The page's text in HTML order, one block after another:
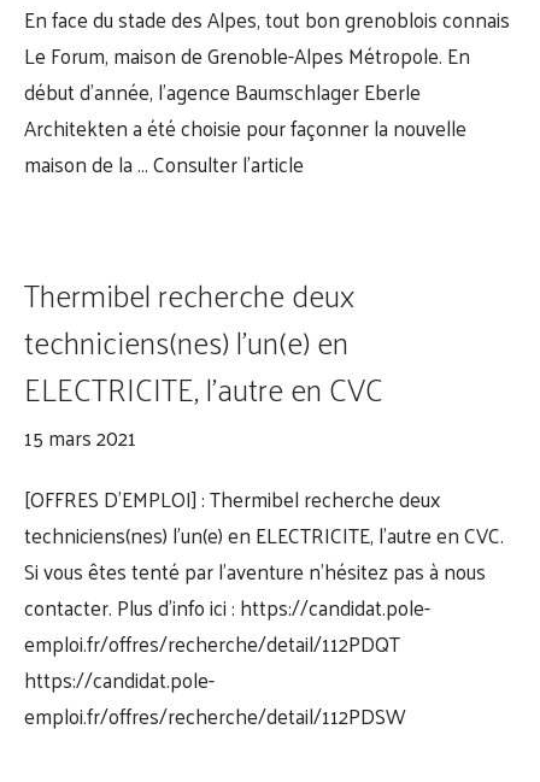
En face du stade des Alpes, tout bon grenoblois connais
Le Forum, maison de Grenoble-Alpes Métropole. En
début d’année, l’agence Baumschlager Eberle
Architekten a été choisie pour façonner la nouvelle
maison de la …Consulter l’article
Thermibel recherche deux
techniciens(nes) l’un(e) en
ELECTRICITE, l’autre en CVC
15 mars 2021
[OFFRES D’EMPLOI] : Thermibel recherche deux
techniciens(nes) l’un(e) en ELECTRICITE, l’autre en CVC.
Si vous êtes tenté par l’aventure n’hésitez pas à nous
contacter. Plus d’info ici : https://candidat.pole-
emploi.fr/offres/recherche/detail/112PDQT
https://candidat.pole-
emploi.fr/offres/recherche/detail/112PDSW